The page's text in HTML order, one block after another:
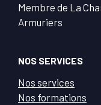
Membre de La
Armuriers
NOS SERVICES
Nos services
Nos formations